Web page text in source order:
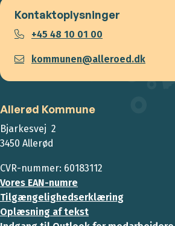
Kontaktoplysninger
+45 48 10 01 00
kommunen@alleroed.dk
Allerød Kommune
Bjarkesvej 2
3450 Allerød
CVR-nummer: 60183112
Vores EAN-numre
Tilgængelighedserklæring
Oplæsning af tekst